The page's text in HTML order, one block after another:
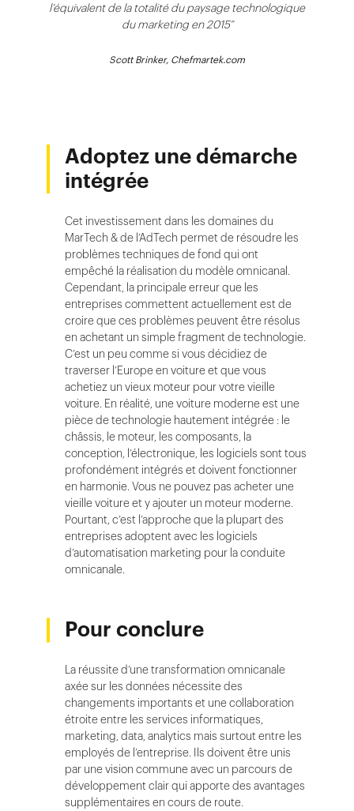
l’équivalent de la totalité du paysage technologique
du marketing en 2015”
Scott Brinker, Chefmartek.com
Adoptez une démarche
intégrée
Cet investissement dans les domaines du
MarTech & de l’AdTech permet de résoudre les
problèmes techniques de fond qui ont
empêché la réalisation du modèle omnicanal.
Cependant, la principale erreur que les
entreprises commettent actuellement est de
croire que ces problèmes peuvent être résolus
en achetant un simple fragment de technologie.
C’est un peu comme si vous décidiez de
traverser l’Europe en voiture et que vous
achetiez un vieux moteur pour votre vieille
voiture. En réalité, une voiture moderne est une
pièce de technologie hautement intégrée : le
châssis, le moteur, les composants, la
conception, l’électronique, les logiciels sont tous
profondément intégrés et doivent fonctionner
en harmonie. Vous ne pouvez pas acheter une
vieille voiture et y ajouter un moteur moderne.
Pourtant, c’est l’approche que la plupart des
entreprises adoptent avec les logiciels
d’automatisation marketing pour la conduite
omnicanale.
Pour conclure
La réussite d’une transformation omnicanale
axée sur les données nécessite des
changements importants et une collaboration
étroite entre les services informatiques,
marketing, data, analytics mais surtout entre les
employés de l’entreprise. Ils doivent être unis
par une vision commune avec un parcours de
développement clair qui apporte des avantages
supplémentaires en cours de route.